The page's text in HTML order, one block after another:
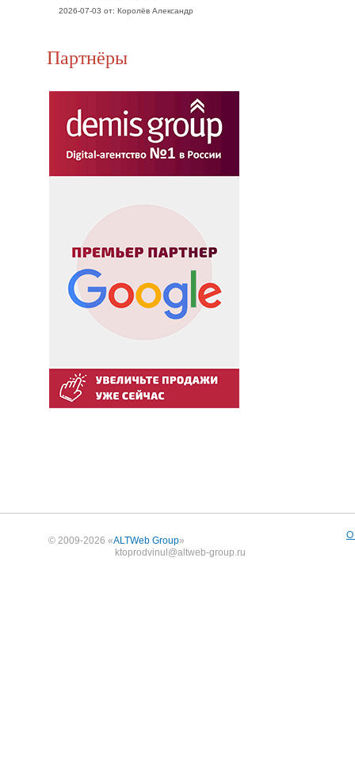
2026-07-03 от: Королёв Александр
Партнёры
© 2009-2026 «ALTWeb Group»
ktoprodvinul@altweb-group.ru
О